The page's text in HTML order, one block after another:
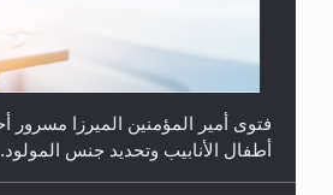
فتوى أمير المؤمنين الميرزا مسرور
أطفال الأنابيب وتحديد جنس